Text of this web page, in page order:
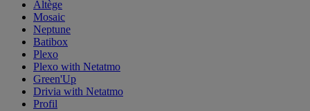
Altège
Mosaic
Neptune
Batibox
Plexo
Plexo with Netatmo
Green'Up
Drivia with Netatmo
Profil